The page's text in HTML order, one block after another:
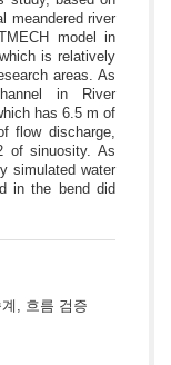
meandered river
model in
is relatively
areas. As
in River
has 6.5 m of
flow discharge,
of sinuosity. As
simulated water
in the bend did
, 흐름 검증